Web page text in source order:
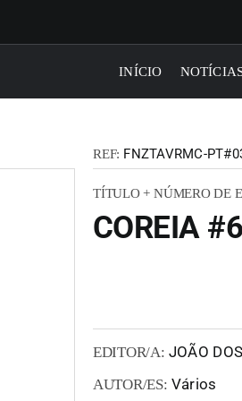
INÍCIO
REF: FNZTAVRMC-
TÍTULO + NÚMERO DE
COREIA #6
EDITOR/A: JOÃO
AUTOR/ES: Vários